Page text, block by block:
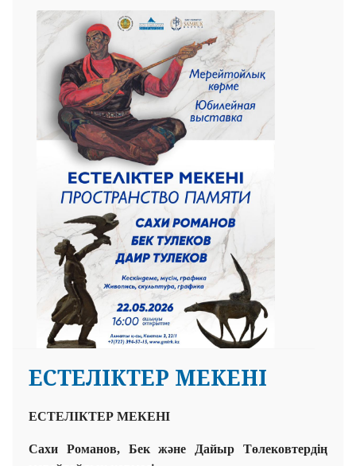
ЕСТЕЛІКТЕР МЕКЕНІ
ЕСТЕЛІКТЕР МЕКЕНІ
Сахи Романов, Бек және Дайыр Төлековтердің